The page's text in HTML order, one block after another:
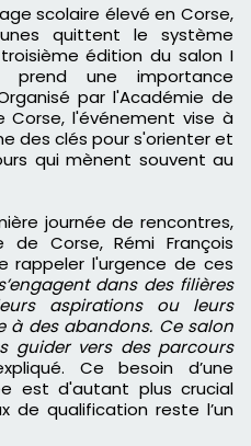
quittent le système
édition du salon I
prend une importance
par l'Académie de
l'événement vise à
des clés pour s'orienter et
qui mènent souvent au
journée de rencontres,
Corse, Rémi François
rappeler l'urgence de ces
dans des filières
aspirations ou leurs
à des abandons. Ce salon
guider vers des parcours
Ce besoin d’une
est d'autant plus crucial
de qualification reste l’un